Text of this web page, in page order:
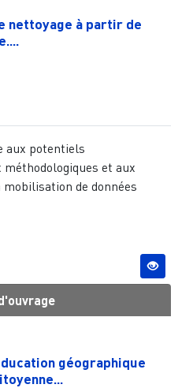
nettoyage à partir de
aux potentiels
et aux
de données
géographique